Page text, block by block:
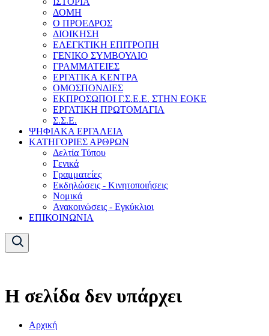
ΔΟΜΗ
Ο ΠΡΟΕΔΡΟΣ
ΔΙΟΙΚΗΣΗ
ΕΛΕΓΚΤΙΚΗ ΕΠΙΤΡΟΠΗ
ΓΕΝΙΚΟ ΣΥΜΒΟΥΛΙΟ
ΓΡΑΜΜΑΤΕΙΕΣ
ΕΡΓΑΤΙΚΑ ΚΕΝΤΡΑ
ΟΜΟΣΠΟΝΔΙΕΣ
ΕΚΠΡΟΣΩΠΟΙ Γ.Σ.Ε.Ε. ΣΤΗΝ ΕΟΚΕ
ΕΡΓΑΤΙΚΗ ΠΡΩΤΟΜΑΓΙΑ
Σ.Σ.Ε.
ΨΗΦΙΑΚΑ ΕΡΓΑΛΕΙΑ
ΚΑΤΗΓΟΡΙΕΣ ΑΡΘΡΩΝ
Δελτία Τύπου
Γενικά
Γραμματείες
Εκδηλώσεις - Κινητοποιήσεις
Νομικά
Ανακοινώσεις - Εγκύκλιοι
ΕΠΙΚΟΙΝΩΝΙΑ
Η σελίδα δεν υπάρχει
Αρχική